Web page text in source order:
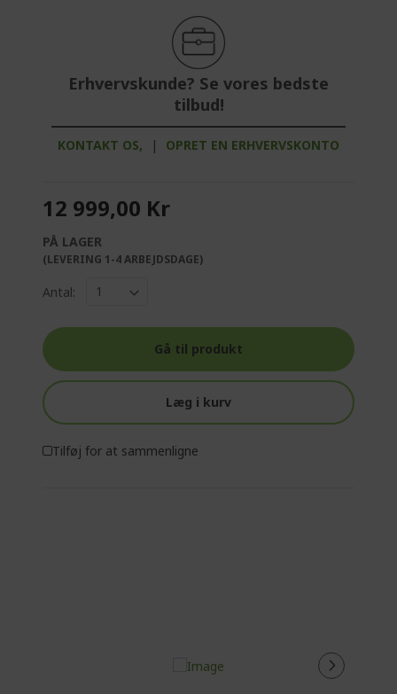
Erhvervskunde? Se vores bedste
tilbud!
KONTAKT OS, | OPRET EN ERHVERVSKONTO
12 999,00 Kr
PÅ LAGER
(LEVERING 1-4 ARBEJDSDAGE)
Antal:
Gå til produkt
Læg i kurv
Tilføj for at sammenligne